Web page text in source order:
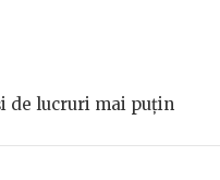
de lucruri mai puțin